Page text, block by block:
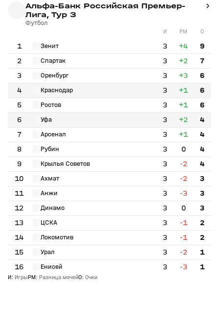
Альфа-Банк Российская Премьер-
Лига, Тур 3
Футбол
И РМ О
1 Зенит 3 +4
9
2
Спартак 3 +2
7
3
Оренбург 3 +3
6
4
Краснодар 3 +1
6
5
Ростов 3 +1
6
6
Уфа 3 +2
4
7
Арсенал 3 +1
4
8
Рубин 3 0
4
9
Крылья Советов 3 -2
4
10
Ахмат 3 -2
3
11
Анжи 3 -3
3
12
Динамо 3 0
3
13
ЦСКА 3 -1
2
14
Локомотив 3 -1
2
15
Урал 3 -2
1
16
Енисей 3 -3 1
И: ИгрыРМ: Разница мячейО: Очки